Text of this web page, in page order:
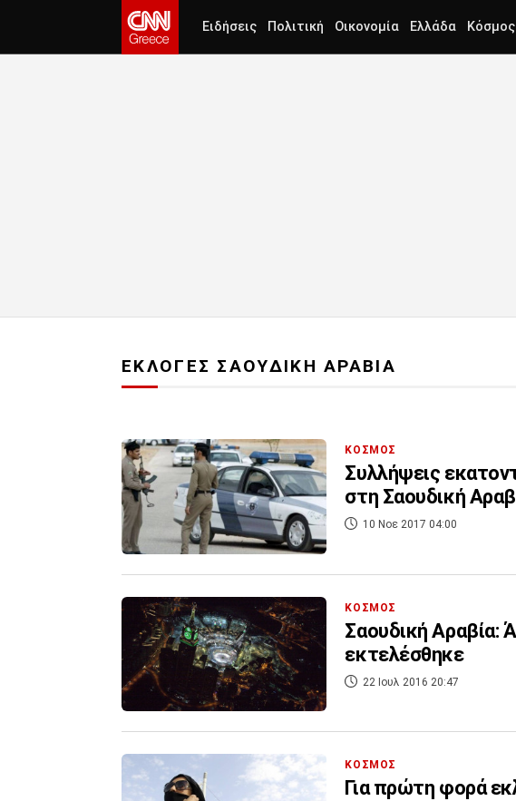
Ειδήσεις Πολιτική Οικονομία Ελλάδα Κόσμος
ΕΚΛΟΓΕΣ ΣΑΟΥΔΙΚΗ ΑΡΑΒΙΑ
ΚΟΣΜΟΣ
Συλλήψεις
στη Σαουδική
10 Νοε 2017 04:00
ΚΟΣΜΟΣ
Σαουδική Αραβία:
εκτελέσθηκε
22 Ιουλ 2016 20:47
ΚΟΣΜΟΣ
Για πρώτη φορά